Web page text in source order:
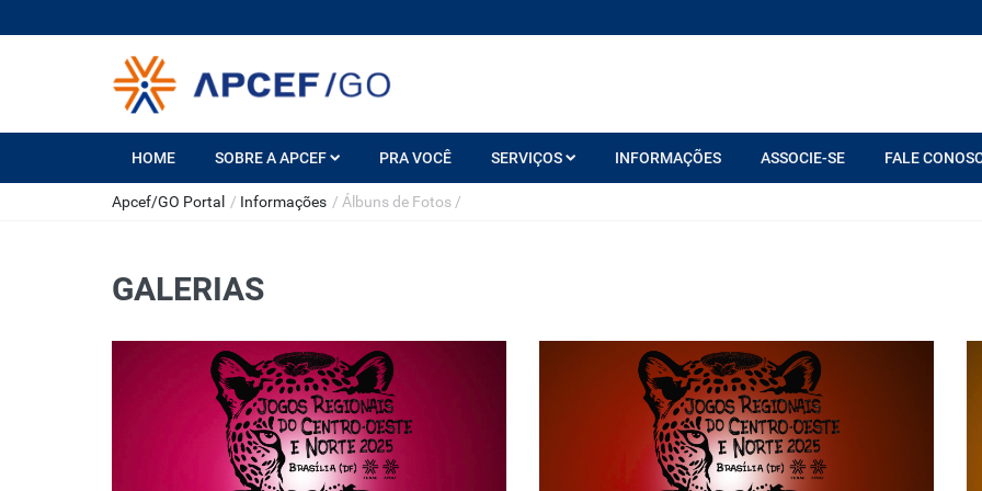
HOME SOBRE A APCEF PRA VOCÊ SERVIÇOS INFORMAÇÕES ASSOCIE-SE FALE
Apcef/GO Portal / Informações / Álbuns de Fotos /
GALERIAS